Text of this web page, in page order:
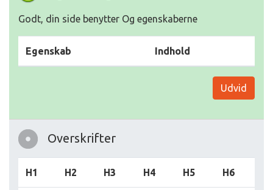
Godt, din side benytter Og egenskaberne
Egenskab Indhold
Udvid
Overskrifter
H1 H2 H3 H4 H5 H6